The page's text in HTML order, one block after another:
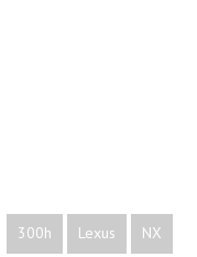
300h Lexus NX